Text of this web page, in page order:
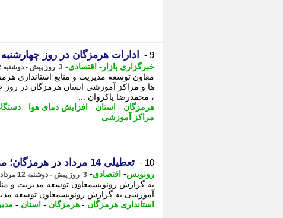
9 - ادارات هرمزگان در روز چهارشنبه 14 مردادماه تعطیل
خبرگزاری بازار - اقتصادی- 3 روز پیش - دوشنبه 12 مرداد 1405، 12:07
معاون توسعه مدیریت و منابع استانداری
، محمدرضا پاکروان ...
هرمزگان - استان - افزایش دمای هوا -
مراکز آموزشی
10 - تعطیلی 14 مرداد در هرمزگان؛ مدیریت مصرف انرژی در دستور کار
رونویس- اقتصادی- 3 روز پیش - دوشنبه 12 مرداد 1405، 12:03
به گزارش رونویسمعاون توسعه مدیریت و
آموزشی به گزارش رونویسمعاون توسعه
استانداری هرمزگان - هرمزگان - استان -